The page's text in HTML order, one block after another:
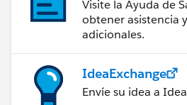
Visite la Ayuda de
obtener asistencia
adicionales.
IdeaExchange
Envíe su idea a